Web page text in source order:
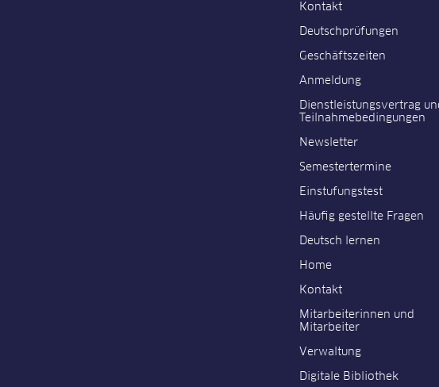
Kontakt
Deutschprüfungen
Geschäftszeiten
Anmeldung
Dienstleistungsvertrag
Teilnahmebedingungen
Newsletter
Semestertermine
Einstufungstest
Häufig gestellte Fragen
Deutsch lernen
Home
Kontakt
Mitarbeiterinnen und
Mitarbeiter
Verwaltung
Digitale Bibliothek